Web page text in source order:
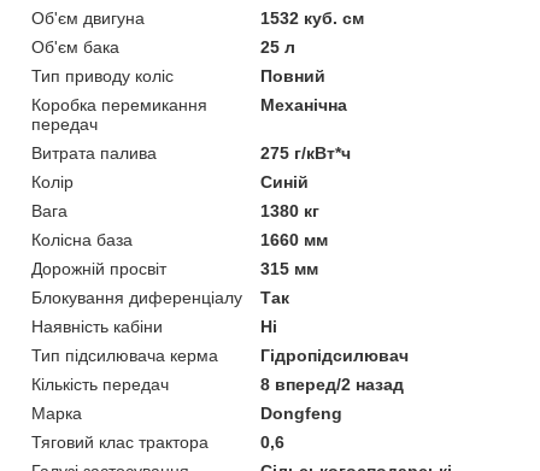
Об'єм двигуна
1532 куб. см
Об'єм бака
25 л
Тип приводу коліс
Повний
Коробка перемикання
передач
Механічна
Витрата палива
275 г/кВт*ч
Колір
Синій
Вага
1380 кг
Колісна база
1660 мм
Дорожній просвіт
315 мм
Блокування диференціалу
Так
Наявність кабіни
Ні
Тип підсилювача керма
Гідропідсилювач
Кількість передач
8 вперед/2 назад
Марка
Dongfeng
Тяговий клас трактора
0,6